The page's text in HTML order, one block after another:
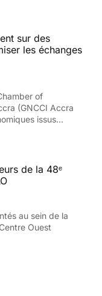
sur des
les échanges
of
(GNCCI Accra
issus...
de la 48ᵉ
au sein de la
Ouest